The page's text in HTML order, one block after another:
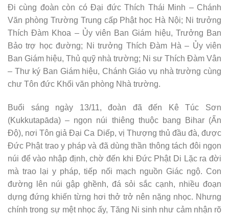
Đi cùng đoàn còn có Ðại đức Thích Thái Minh – Chánh
Văn phòng Trường Trung cấp Phật học Hà Nội; Ni trưởng
Thích Ðàm Khoa – Ủy viên Ban Giám hiệu, Trưởng Ban
Bảo trợ học đường; Ni trưởng Thích Ðàm Hà – Ủy viên
Ban Giám hiệu, Thủ quỹ nhà trường; Ni sư Thích Ðàm Vân
– Thư ký Ban Giám hiệu, Chánh Giáo vụ nhà trường cùng
chư Tôn đức Khối văn phòng Nhà trường.
Buổi sáng ngày 13/11, đoàn đã đến Kê Túc Sơn
(Kukkutapāda) – ngọn núi thiêng thuộc bang Bihar (Ấn
Độ), nơi Tôn giả Đại Ca Diếp, vị Thượng thủ đầu đà, được
Đức Phật trao y pháp và đã dùng thần thông tách đôi ngọn
núi để vào nhập định, chờ đến khi Đức Phật Di Lặc ra đời
mà trao lại y pháp, tiếp nối mạch nguồn Giác ngộ. Con
đường lên núi gập ghềnh, đá sỏi sắc cạnh, nhiều đoạn
dựng đứng khiến từng hơi thở trở nên nặng nhọc. Nhưng
chính trong sự mệt nhọc ấy, Tăng Ni sinh như cảm nhận rõ